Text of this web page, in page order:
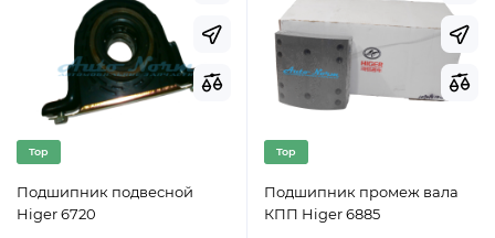
Top
Подшипник подвесной
Higer 6720
Top
Подшипник промеж вала
КПП Higer 6885